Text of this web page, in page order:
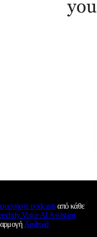
podcastsαπό κάθε
Voice AI Assistant
Android